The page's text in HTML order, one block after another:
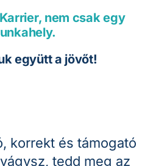
nem csak egy
együtt a jövőt!
korrekt és támogató
tedd meg az